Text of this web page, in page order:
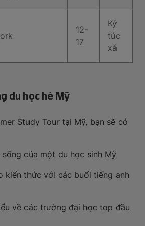
12-
17
Ký
túc
xá
du học hè Mỹ
Study Tour tại Mỹ, bạn sẽ có
sống của một du học sinh Mỹ
kiến thức với các buổi tiếng anh
về các trường đại học top đầu